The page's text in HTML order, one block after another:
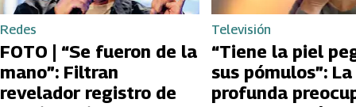
Redes
FOTO | “Se fueron de la
mano”: Filtran
revelador registro de
Televisión
“Tiene la piel
sus pómulos”: La
profunda